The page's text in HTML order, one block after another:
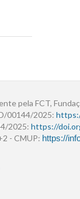
pela FCT,
00144/2025:
2025: https://
- CMUP: https://